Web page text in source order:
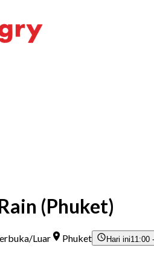
(Phuket)
Luar Phuket Hari ini11:00